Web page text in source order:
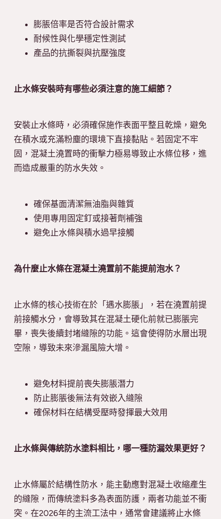
膨脹倍率是否符合設計需求
耐候性與化學穩定性測試
產品的抗撕裂與抗壓強度
止水條安裝時有哪些必須注意的施工細節？
安裝止水條時，必須確保施作表面平整且乾燥，避免
在積水或充滿粉塵的環境下直接黏貼。若固定不牢
固，混凝土澆置時的衝擊力極易導致止水條位移，進
而造成嚴重的防水失效。
確保基面清潔無油脂與雜質
使用專用固定釘或接著劑補強
避免止水條與積水過早接觸
為什麼止水條在混凝土澆置前不能提前泡水？
止水條的核心技術在於「遇水膨脹」，若在澆置前提
前接觸水分，會導致其在混凝土硬化前就已膨脹完
畢，喪失後續封堵縫隙的功能。這會使得防水層出現
空隙，導致未來滲漏風險大增。
避免材料提前喪失膨脹潛力
防止膨脹後無法有效嵌入縫隙
確保材料在結構受壓時發揮最大效用
止水條與傳統防水塗料相比，哪一種防漏效果更好？
止水條屬於結構性防水，能主動應對混凝土收縮產生
的縫隙，而傳統塗料多為表面防護，兩者功能並不衝
突。在2026年的主流工法中，通常會建議將止水條